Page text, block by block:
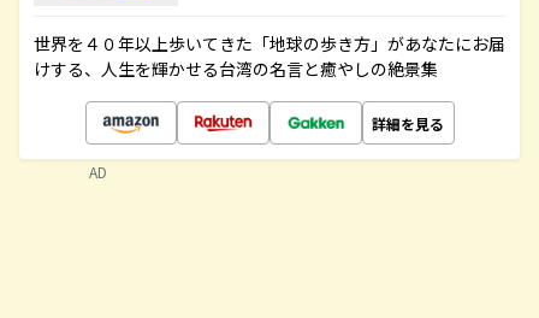
世界を４０年以上歩いてきた「地球の歩き方」があなたにお届
けする、人生を輝かせる台湾の名言と癒やしの絶景集
詳細を見る
AD